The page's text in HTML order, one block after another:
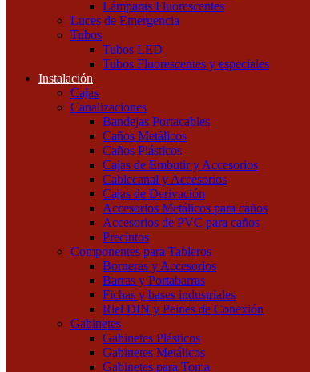
Lámparas Fluorescentes
Luces de Emergencia
Tubos
Tubos LED
Tubos Fluorescentes y especiales
Instalación
Cajas
Canalizaciones
Bandejas Portacables
Caños Metálicos
Caños Plásticos
Cajas de Embutir y Accesorios
Cablecanal y Accesorios
Cajas de Derivación
Accesorios Metálicos para caños
Accesorios de PVC para caños
Precintos
Componentes para Tableros
Borneras y Accesorios
Barras y Portabarras
Fichas y bases industriales
Riel DIN y Peines de Conexión
Gabinetes
Gabinetes Plásticos
Gabinetes Metálicos
Gabinetes para Toma
Soportes
Portalámparas
Proyectores
Farolas
Paneles y Plafones
Lámparas Colgantes
Lámparas de Pared
Veladores y lámparas de pie
Lámparas
Lámparas LED
Lámparas Incandescentes
Lámparas Fluorescentes
Luces de Emergencia
Tubos
Tubos LED
Tubos Fluorescentes y especiales
Instalación
Cajas
Canalizaciones
Bandejas Portacables
Caños Metálicos